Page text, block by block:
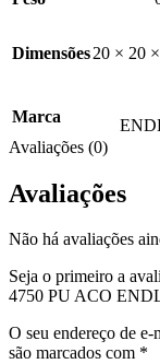
Dimensões20 × 20
Marca
Avaliações (0)
Avaliações
Não há avaliações
Seja o primeiro a
4750 PU ACO
O seu endereço de
são marcados com *